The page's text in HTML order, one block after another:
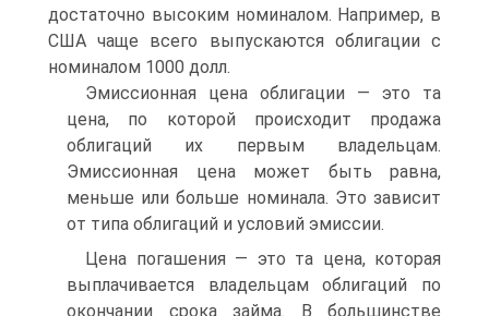
достаточно высоким номиналом. Например, в
США чаще всего выпускаются облигации с
номиналом 1000 долл.
Эмиссионная цена облигации — это та
цена, по которой происходит продажа
облигаций их первым владельцам.
Эмиссионная цена может быть равна,
меньше или больше номинала. Это зависит
от типа облигаций и условий эмиссии.
Цена погашения — это та цена, которая
выплачивается владельцам облигаций по
окончании срока займа. В большинстве